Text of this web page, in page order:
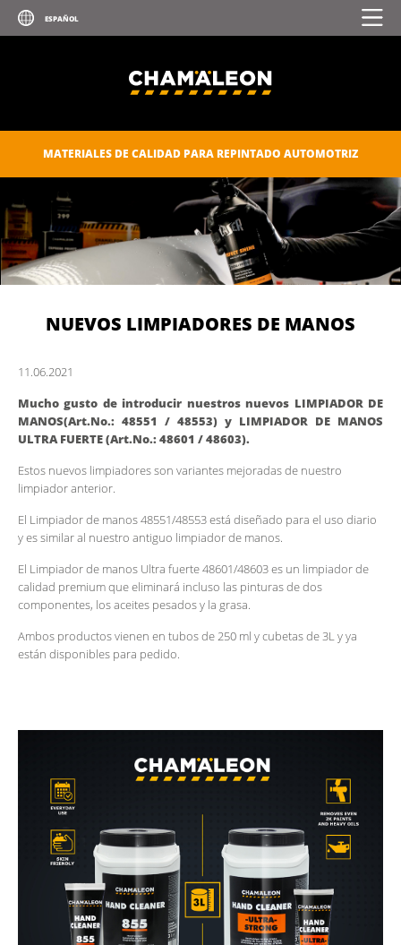
MATERIALES DE CALIDAD PARA REPINTADO AUTOMOTRIZ
NUEVOS LIMPIADORES DE MANOS
11. 06. 2021
Mucho gusto de introducir nuestros nuevos LIMPIADOR DE
MANOS(Art.No.: 48551 / 48553) y LIMPIADOR DE MANOS
ULTRA FUERTE(Art.No.: 48601 / 48603).
Estos nuevos limpiadores son variantes mejoradas de nuestro
limpiador anterior.
El Limpiador de manos 48551/48553 está diseñado para el uso diario
y es similar al nuestro antiguo limpiador de manos.
El Limpiador de manos Ultra fuerte 48601/48603 es un limpiador de
calidad premium que eliminará incluso las pinturas de dos
componentes, los aceites pesados ​​y la grasa.
Ambos productos vienen en tubos de 250 ml y cubetas de 3L y ya
están disponibles para pedido.